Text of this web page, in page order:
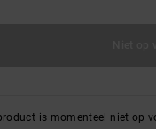
is momenteel niet op